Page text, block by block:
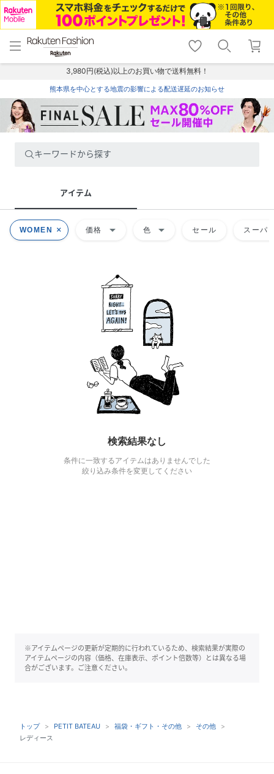
menu home
トップ
shopping_cart lock_outline
ログイン
3,980円(税込)以上のお買い物で送料無料！
熊本県を中心とする地震の影響による配送遅延のお知らせ
キーワードから探す
アイテム
WOMEN 価格 arrow_drop_down 色 arrow_drop_down セール スーパ
検索結果なし
条件に一致するアイテムはありませんでした
絞り込み条件を変更してください
※アイテムページの更新が定期的に行われているため、検索結果が実際の
アイテムページの内容（価格、在庫表示、ポイント倍数等）とは異なる場
合がございます。ご注意ください。
トップ PETIT BATEAU 福袋・ギフト・その他
その他
レディース